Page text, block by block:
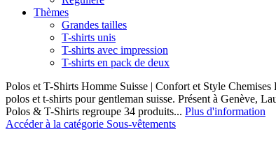
Thèmes
Grandes tailles
T-shirts unis
T-shirts avec impression
T-shirts en pack de deux
Polos et T-Shirts Homme Suisse | Confort et Style
polos et t-shirts pour gentleman suisse. Présent à Genève,
Polos & T-Shirts regroupe 34 produits... Plus d'information
Accéder à la catégorie Sous-vêtements